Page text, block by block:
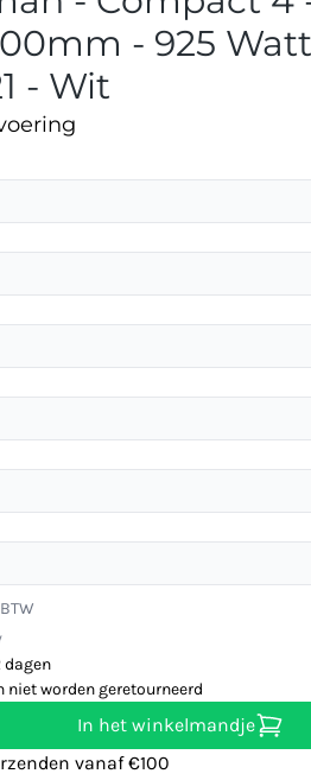
- 925
- Wit
dagen
niet worden geretourneerd
In het winkelmandje
vanaf €100